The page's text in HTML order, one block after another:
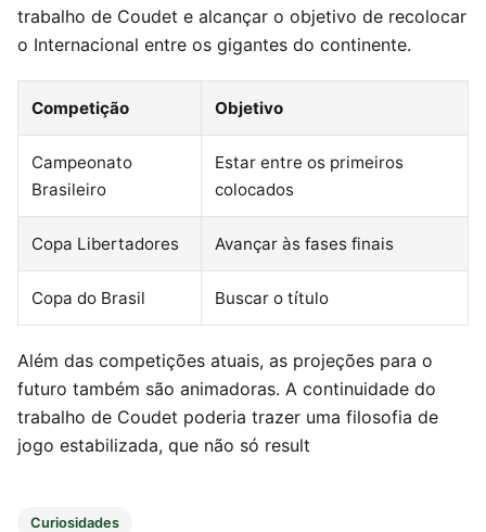
trabalho de Coudet e alcançar o objetivo de recolocar
o Internacional entre os gigantes do continente.
Competição Objetivo
Campeonato
Brasileiro
Estar entre os primeiros
colocados
Copa Libertadores Avançar às fases finais
Copa do Brasil Buscar o título
Além das competições atuais, as projeções para o
futuro também são animadoras. A continuidade do
trabalho de Coudet poderia trazer uma filosofia de
jogo estabilizada, que não só result
Curiosidades